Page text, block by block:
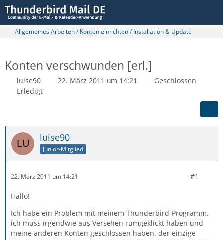
Allgemeines Arbeiten / Konten einrichten / Installation & Update
Konten verschwunden [erl.]
luise90 22. März 2011 um 14:21
Geschlossen
Erledigt
luise90
Junior-Mitglied
22. März 2011 um 14:21 #1
Hallo!
Ich habe ein Problem mit meinem Thunderbird-Programm.
ich muss irgendwie aus Versehen rumgeklickt haben und
meine anderen Konten geschlossen haben. der einzige